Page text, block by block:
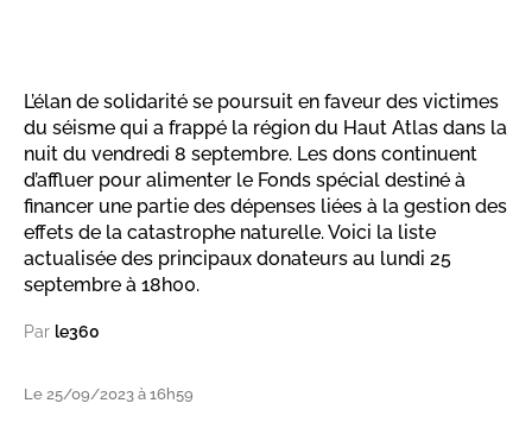
L’élan de solidarité se poursuit en faveur des victimes
du séisme qui a frappé la région du Haut Atlas dans la
nuit du vendredi 8 septembre. Les dons continuent
d’affluer pour alimenter le Fonds spécial destiné à
financer une partie des dépenses liées à la gestion des
effets de la catastrophe naturelle. Voici la liste
actualisée des principaux donateurs au lundi 25
septembre à 18h00.
Par le360
Le 25/09/2023 à 16h59